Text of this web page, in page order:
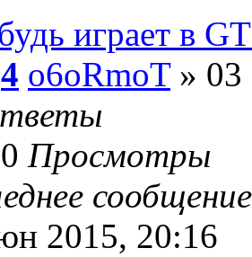
играет в
4 o6oRmoT» 03
Просмотры
2015, 20:16